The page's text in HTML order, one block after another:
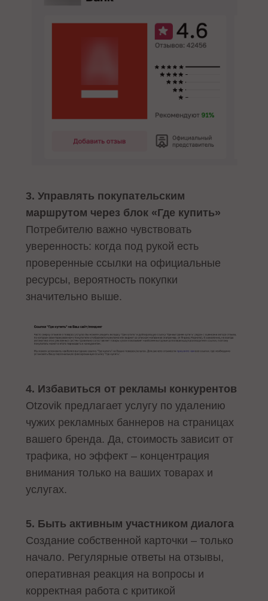
3. Управлять покупательским
маршрутом через блок «Где купить»
Потребителю важно чувствовать
уверенность: когда под рукой есть
проверенные ссылки на официальные
ресурсы, вероятность покупки
значительно выше.
4. Избавиться от рекламы конкурентов
Otzovik предлагает услугу по удалению
чужих рекламных баннеров на страницах
вашего бренда. Да, стоимость зависит от
трафика, но эффект – концентрация
внимания только на ваших товарах и
услугах.
5. Быть активным участником диалога
Создание собственной карточки – только
начало. Регулярные ответы на отзывы,
оперативная реакция на вопросы и
корректная работа с критикой